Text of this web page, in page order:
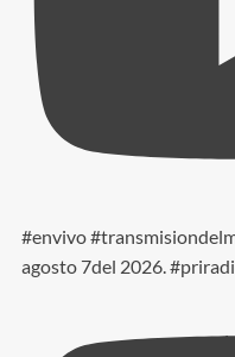
#envivo
agosto 7del 2026.